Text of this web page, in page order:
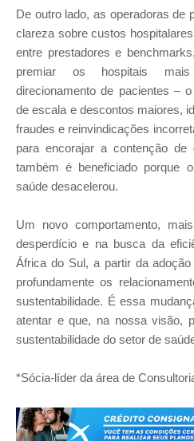
De outro lado, as operadoras de
clareza sobre custos
entre prestadores e
premiar os hospitais
direcionamento de pacientes –
de escala e descontos maiores,
fraudes e reinvindicações
para encorajar a contenção
também é beneficiado porque
saúde desacelerou.
Um novo comportamento,
desperdício e na busca da
África do Sul, a partir da
profundamente os
sustentabilidade. É essa
atentar e que, na nossa visão,
sustentabilidade do setor de
*Sócia-líder da área de